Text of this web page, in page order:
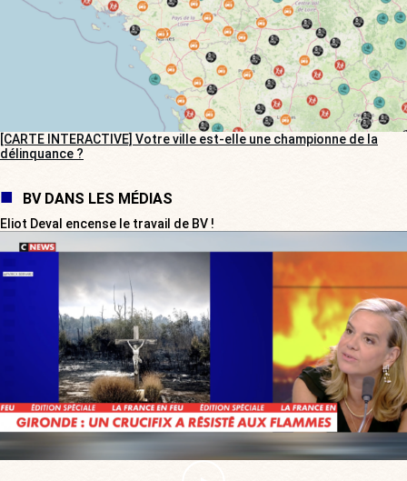
[CARTE INTERACTIVE] Votre ville est-elle une championne de la
délinquance ?
BV DANS LES MÉDIAS
Eliot Deval encense le travail de BV !